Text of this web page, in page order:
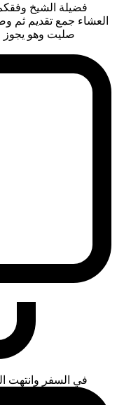
فضيلة الشيخ
العشاء جمع تقديم ثم
صليت وهو يجوز
في السفر وانتهت